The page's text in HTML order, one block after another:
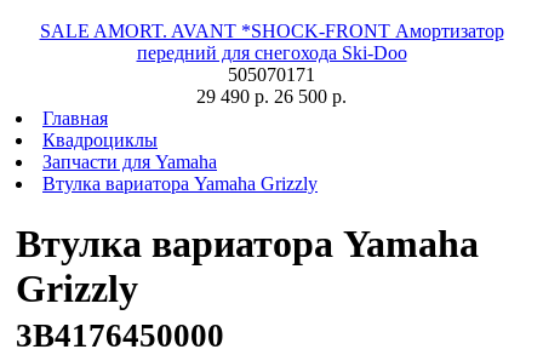
SALE AMORT. AVANT *SHOCK-FRONT Амортизатор
передний для снегохода Ski-Doo
505070171
29 490 р. 26 500 р.
Главная
Квадроциклы
Запчасти для Yamaha
Втулка вариатора Yamaha Grizzly
Втулка вариатора Yamaha
Grizzly
3B4176450000